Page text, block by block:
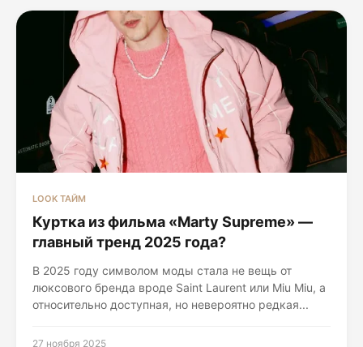
LOOK ТАЙМ
Куртка из фильма «Marty Supreme» —
главный тренд 2025 года?
В 2025 году символом моды стала не вещь от
люксового бренда вроде Saint Laurent или Miu Miu, а
относительно доступная, но невероятно редкая...
27 ноября 2025